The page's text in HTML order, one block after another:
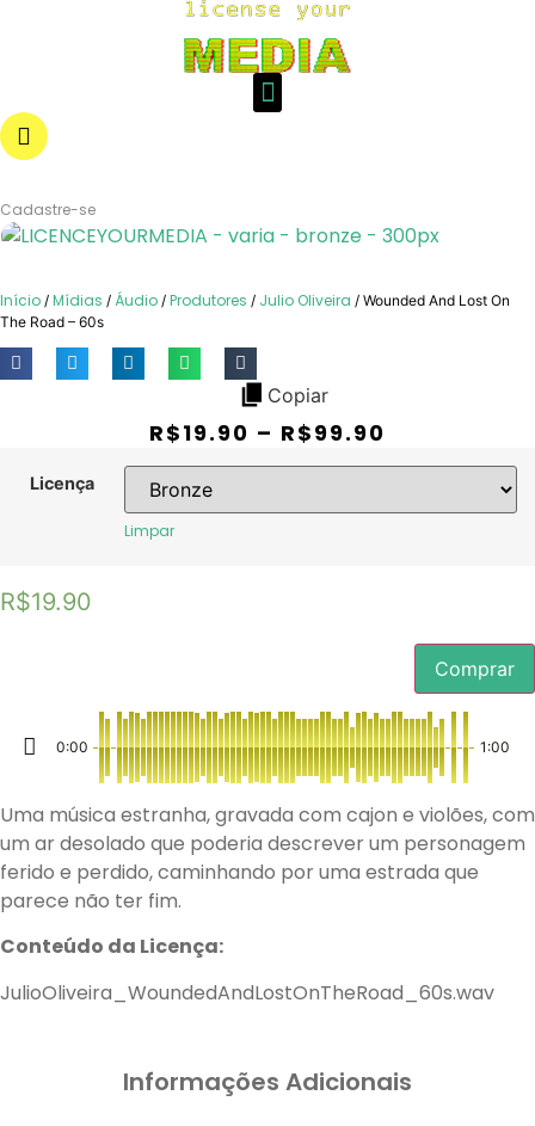
Cadastre-se
Início / Mídias / Áudio / Produtores / Julio Oliveira / Wounded And Lost On
The Road – 60s
Copiar
R$19.90 – R$99.90
Licença
Limpar
R$19.90
Comprar
0:00 1:00
Uma música estranha, gravada com cajon e violões, com
um ar desolado que poderia descrever um personagem
ferido e perdido, caminhando por uma estrada que
parece não ter fim.
Conteúdo da Licença:
JulioOliveira_WoundedAndLostOnTheRoad_60s.wav
Informações Adicionais